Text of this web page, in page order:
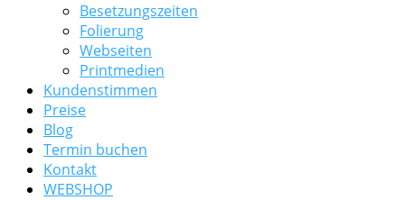
Besetzungszeiten
Folierung
Webseiten
Printmedien
Kundenstimmen
Preise
Blog
Termin buchen
Kontakt
WEBSHOP